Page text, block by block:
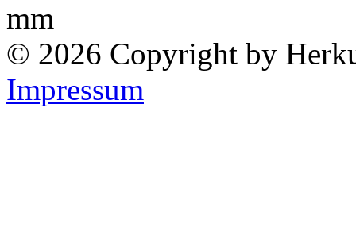
mm
© 2026 Copyright by
Impressum